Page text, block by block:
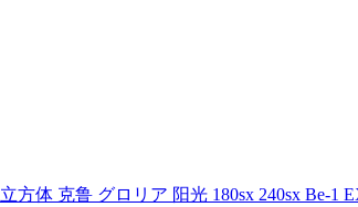
立方体 克鲁 グロリア 阳光 180sx 240sx Be-1